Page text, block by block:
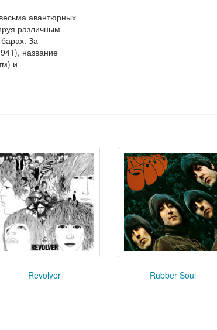
авантюрных
различным
За
название
и
Revolver Rubber Soul